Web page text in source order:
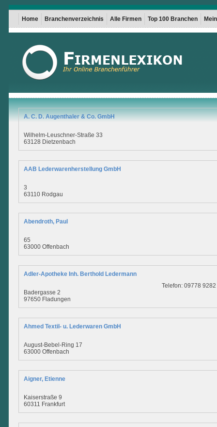
Home Branchenverzeichnis Alle Firmen Top 100 Branchen
A. C. D. Augenthaler & Co. GmbH
Wilhelm-Leuschner-Straße 33
63128 Dietzenbach
AAB Lederwarenherstellung GmbH
3
63110 Rodgau
Abendroth, Paul
65
63000 Offenbach
Adler-Apotheke Inh. Berthold Ledermann
Badergasse 2
97650 Fladungen
Telefon: 09778 9282
Ahmed Textil- u. Lederwaren GmbH
August-Bebel-Ring 17
63000 Offenbach
Aigner, Etienne
Kaiserstraße 9
60311 Frankfurt